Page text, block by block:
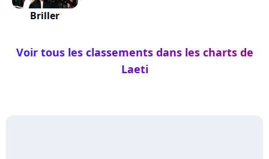
Briller
Voir tous les classements dans les charts de
Laeti